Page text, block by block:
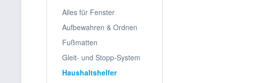
Alles für Fenster
Aufbewahren & Ordnen
Fußmatten
Gleit- und Stopp-System
Haushaltshelfer